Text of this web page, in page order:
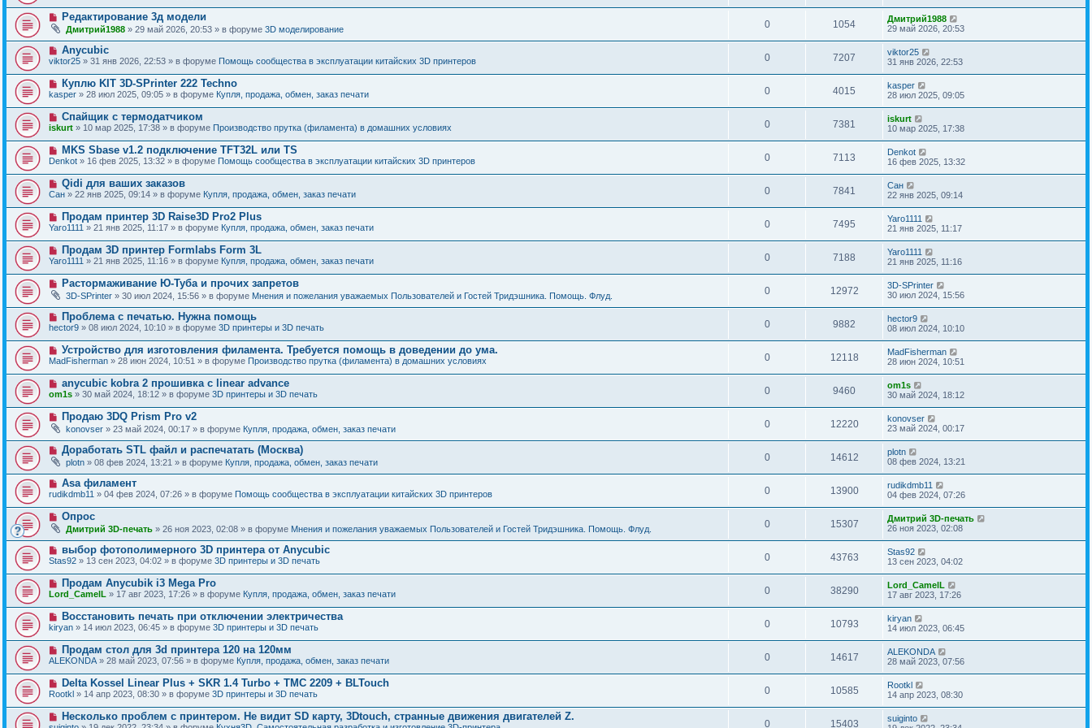
о
б
щ
е
н
и
е
о
е
с
о
о
б
е
н
и
е
Н
в
о
е
с
о
б
щ
е
н
и
е
Редактирование 3д модели
Дмитрий1988 » 29 май 2026, 20:53 » в форуме 3D моделирование 0 1054
Дмитрий1988
29 май 2026, 20:53
Н
о
в
о
е
с
о
о
б
е
н
и
е
Anycubic
viktor25 » 31 янв 2026, 22:53 » в форуме Помощь сообщества в эксплуатации китайских 3D принтеров 0 7207
viktor25
31 янв 2026, 22:53
Н
о
в
о
е
с
о
б
е
н
и
е
Куплю KIT 3D-SPrinter 222 Techno
kasper » 28 июл 2025, 09:05 » в форуме Купля, продажа, обмен, заказ печати 0 4015
kasper
28 июл 2025, 09:05
Н
о
в
о
е
с
о
о
б
е
н
и
е
Спайщик с термодатчиком
iskurt » 10 мар 2025, 17:38 » в форуме Производство прутка (филамента) в домашних условиях 0 7381
iskurt
10 мар 2025, 17:38
Н
о
в
о
е
с
о
б
е
н
и
е
MKS Sbase v1.2 подключение TFT32L или TS
Denkot » 16 фев 2025, 13:32 » в форуме Помощь сообщества в эксплуатации китайских 3D принтеров 0 7113
Denkot
16 фев 2025, 13:32
Н
о
в
о
е
с
о
б
е
н
и
е
Qidi для ваших заказов
Сан » 22 янв 2025, 09:14 » в форуме Купля, продажа, обмен, заказ печати 0 7841
Сан
22 янв 2025, 09:14
Н
о
в
о
е
с
о
б
щ
е
н
и
е
Продам принтер 3D Raise3D Pro2 Plus
Yaro1111 » 21 янв 2025, 11:17 » в форуме Купля, продажа, обмен, заказ печати 0 7495
Yaro1111
21 янв 2025, 11:17
Н
о
в
о
е
с
о
б
е
н
и
е
Продам 3D принтер Formlabs Form 3L
Yaro1111 » 21 янв 2025, 11:16 » в форуме Купля, продажа, обмен, заказ печати 0 7188
Yaro1111
21 янв 2025, 11:16
Н
в
о
е
с
о
о
б
е
н
и
е
Растормаживание Ю-Туба и прочих запретов
3D-SPrinter » 30 июл 2024, 15:56 » в форуме Мнения и пожелания уважаемых Пользователей и Гостей Тридэшника. Помощь. Флуд. 0 12972
3D-SPrinter
30 июл 2024, 15:56
Н
о
в
о
е
с
о
о
б
е
н
и
е
Проблема с печатью. Нужна помощь
hector9 » 08 июл 2024, 10:10 » в форуме 3D принтеры и 3D печать 0 9882
hector9
08 июл 2024, 10:10
Н
о
в
о
е
с
о
б
щ
е
н
и
е
Устройство для изготовления филамента. Требуется помощь в доведении до ума.
MadFisherman » 28 июн 2024, 10:51 » в форуме Производство прутка (филамента) в домашних условиях 0 12118
MadFisherman
28 июн 2024, 10:51
Н
о
в
о
е
с
о
о
б
щ
н
и
е
anycubic kobra 2 прошивка с linear advance
om1s » 30 май 2024, 18:12 » в форуме 3D принтеры и 3D печать 0 9460
om1s
30 май 2024, 18:12
Н
в
о
е
с
о
о
б
е
н
и
е
Продаю 3DQ Prism Pro v2
konovser » 23 май 2024, 00:17 » в форуме Купля, продажа, обмен, заказ печати 0 12220
konovser
23 май 2024, 00:17
Н
о
в
о
е
с
о
о
б
щ
н
и
е
Доработать STL файл и распечатать (Москва)
plotn » 08 фев 2024, 13:21 » в форуме Купля, продажа, обмен, заказ печати 0 14612
plotn
08 фев 2024, 13:21
Н
о
в
о
е
с
о
о
б
е
н
и
е
Asa филамент
rudikdmb11 » 04 фев 2024, 07:26 » в форуме Помощь сообщества в эксплуатации китайских 3D принтеров 0 13900
rudikdmb11
04 фев 2024, 07:26
Н
в
о
е
с
о
б
е
н
и
е
Опрос
Дмитрий 3D-печать » 26 ноя 2023, 02:08 » в форуме Мнения и пожелания уважаемых Пользователей и Гостей Тридэшника. Помощь. Флуд. 0 15307
Дмитрий 3D-печать
26 ноя 2023, 02:08
Н
о
в
о
е
с
о
б
щ
е
н
и
е
выбор фотополимерного 3D принтера от Anycubic
Stas92 » 13 сен 2023, 04:02 » в форуме 3D принтеры и 3D печать 0 43763
Stas92
13 сен 2023, 04:02
Н
о
в
о
е
с
о
б
е
н
и
е
Продам Anycubik i3 Mega Pro
Lord_CamelL » 17 авг 2023, 17:26 » в форуме Купля, продажа, обмен, заказ печати 0 38290
Lord_CamelL
17 авг 2023, 17:26
Н
о
в
о
е
с
о
б
е
н
Восстановить печать при отключении электричества
kiryan » 14 июл 2023, 06:45 » в форуме 3D принтеры и 3D печать 0 10793
kiryan
14 июл 2023, 06:45
Н
о
в
о
е
с
о
б
Продам стол для 3d принтера 120 на 120мм
ALEKONDA » 28 май 2023, 07:56 » в форуме Купля, продажа, обмен, заказ печати 0 14617
ALEKONDA
28 май 2023, 07:56
Н
о
в
о
е
Delta Kossel Linear Plus + SKR 1.4 Turbo + TMC 2209 + BLTouch
Rootkl » 14 апр 2023, 08:30 » в форуме 3D принтеры и 3D печать 0 10585
Rootkl
14 апр 2023, 08:30
Н
о
Несколько проблем с принтером. Не видит SD карту, 3Dtouch, странные движения двигателей Z.
0 15403
suiginto